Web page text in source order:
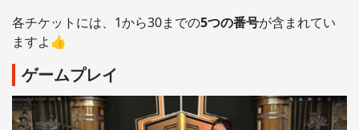
各チケットには、1から30までの5つの番号が含まれてい
ますよ👍
ゲームプレイ